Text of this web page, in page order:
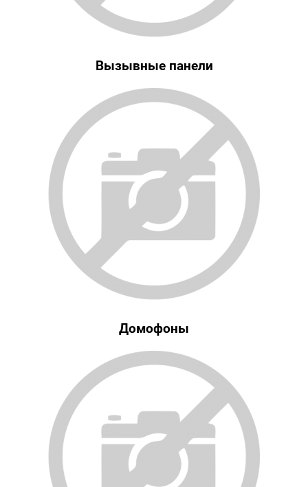
Вызывные панели
Домофоны